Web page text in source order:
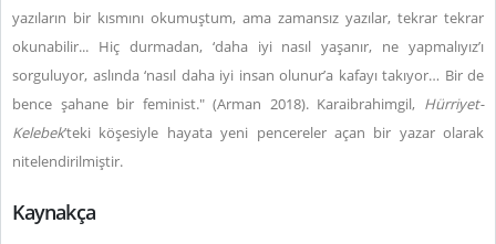
yazıların bir kısmını okumuştum, ama zamansız yazılar, tekrar tekrar
okunabilir... Hiç durmadan, ‘daha iyi nasıl yaşanır, ne yapmalıyız’ı
sorguluyor, aslında ‘nasıl daha iyi insan olunur’a kafayı takıyor… Bir de
bence şahane bir feminist." (Arman 2018). Karaibrahimgil, Hürriyet-
Kelebek’teki köşesiyle hayata yeni pencereler açan bir yazar olarak
nitelendirilmiştir.
Kaynakça